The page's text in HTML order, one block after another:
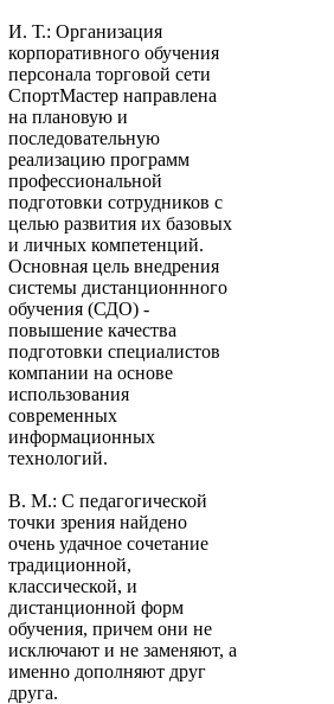
И. Т.: Организация
корпоративного обучения
персонала торговой сети
СпортМастер направлена
на плановую и
последовательную
реализацию программ
профессиональной
подготовки сотрудников с
целью развития их базовых
и личных компетенций.
Основная цель внедрения
системы дистанционнного
обучения (СДО) -
повышение качества
подготовки специалистов
компании на основе
использования
современных
информационных
технологий.
В. М.: С педагогической
точки зрения найдено
очень удачное сочетание
традиционной,
классической, и
дистанционной форм
обучения, причем они не
исключают и не заменяют, а
именно дополняют друг
друга.